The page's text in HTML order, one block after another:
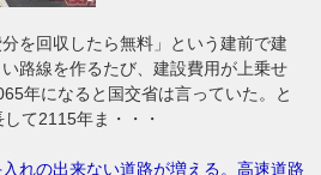
を回収したら無料」という建前で建
路線を作るたび、建設費用が上乗せ
年になると国交省は言っていた。と
て2115年ま・・・
入れの出来ない道路が増える。高速道路